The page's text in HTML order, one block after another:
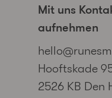
Mit uns
aufnehmen
Hooftskade
2526 KB Den